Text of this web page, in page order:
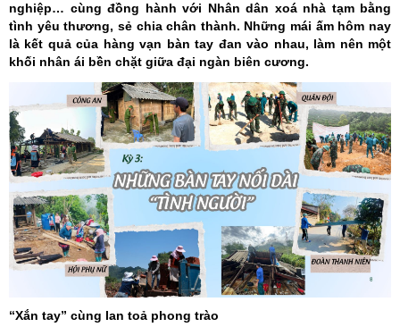
nghiệp… cùng đồng hành với Nhân dân xoá nhà tạm bằng
tình yêu thương, sẻ chia chân thành. Những mái ấm hôm nay
là kết quả của hàng vạn bàn tay đan vào nhau, làm nên một
khối nhân ái bền chặt giữa đại ngàn biên cương.
“Xắn tay” cùng lan toả phong trào